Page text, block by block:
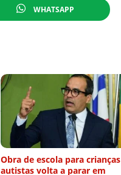
WHATSAPP
Obra de escola para crianças
autistas volta a parar em